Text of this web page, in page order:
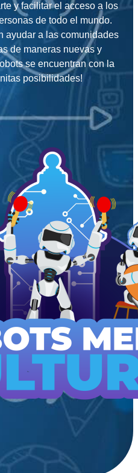
y facilitar el acceso a los
de todo el mundo.
ayudar a las comunidades
de maneras nuevas y
se encuentran con la
posibilidades!